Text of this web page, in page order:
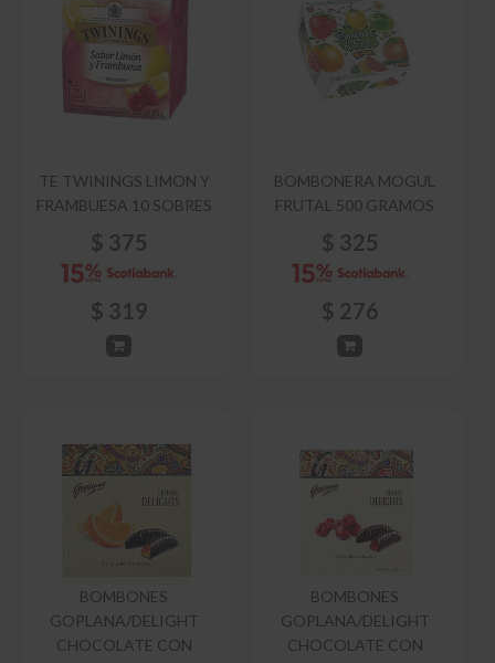
TE TWININGS LIMON Y
FRAMBUESA 10 SOBRES
$ 375
$ 319
BOMBONERA MOGUL
FRUTAL 500 GRAMOS
$ 325
$ 276
BOMBONES
GOPLANA/DELIGHT
CHOCOLATE CON
BOMBONES
GOPLANA/DELIGHT
CHOCOLATE CON